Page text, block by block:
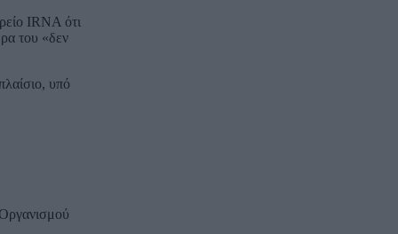
IRNA ότι
του «δεν
υπό